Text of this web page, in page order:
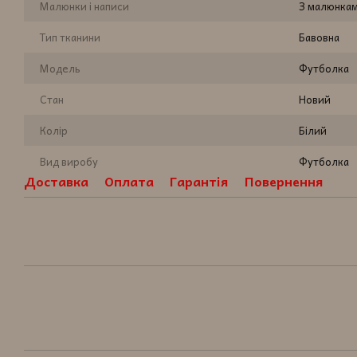
Малюнки і написи
З
Тип тканини
Бавовна
Модель
Футболка
Стан
Новий
Колір
Білий
Вид виробу
Футболка
Доставка Оплата Гарантія Повернення